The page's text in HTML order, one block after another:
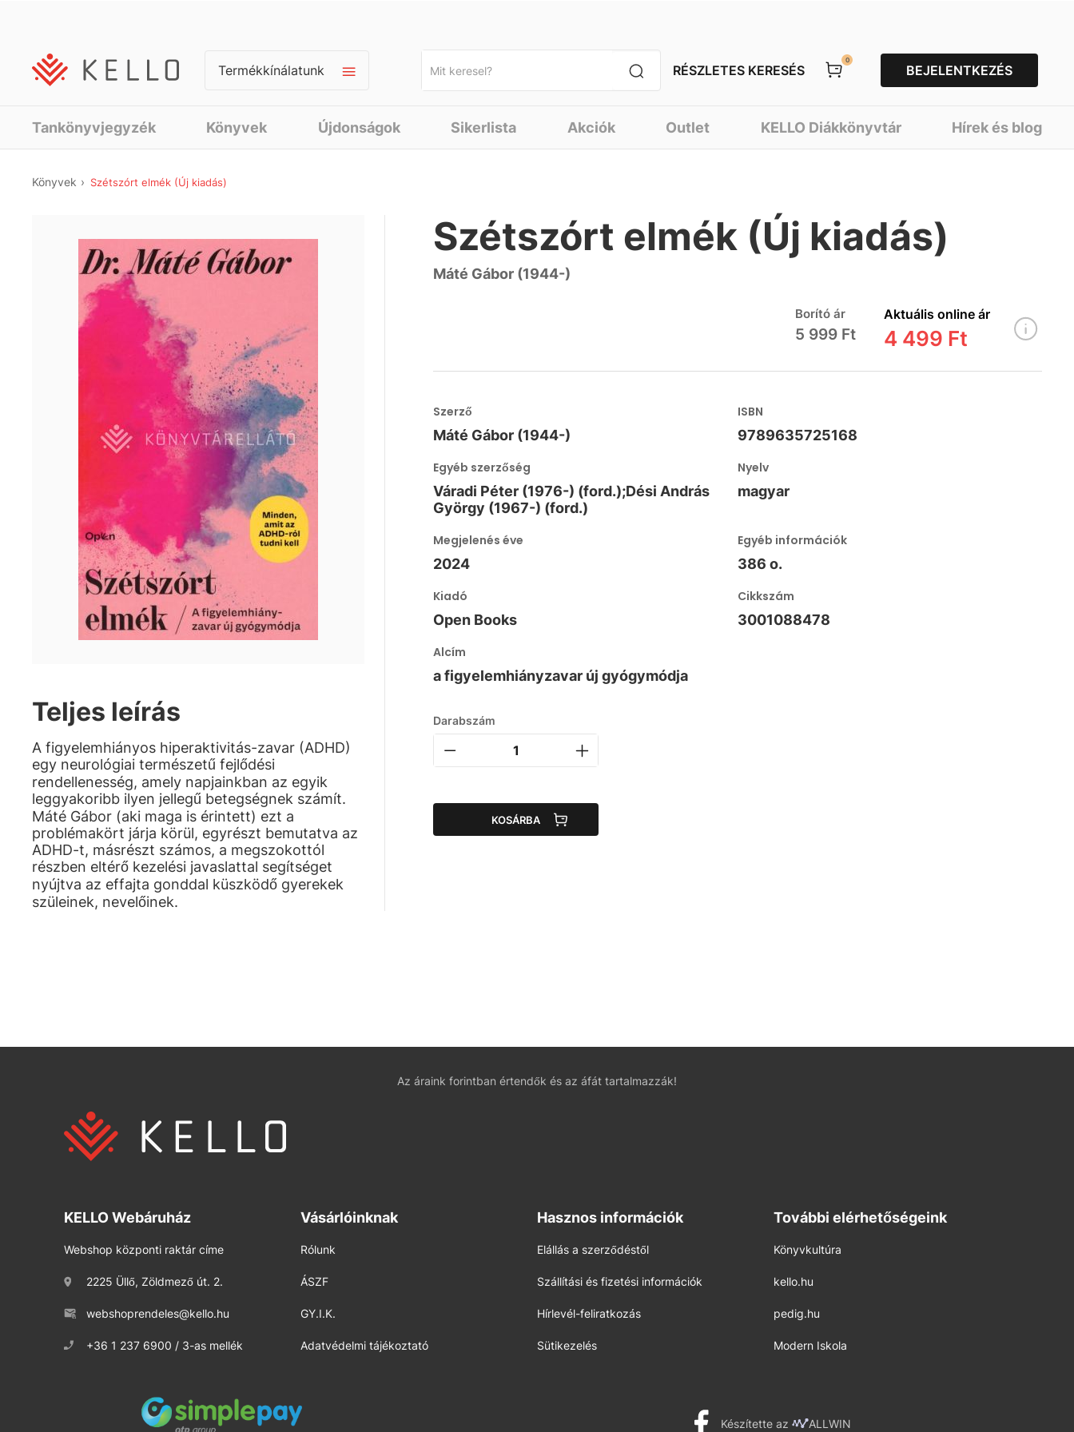
Termékkínálatunk RÉSZLETES KERESÉS
0
BEJELENTKEZÉS
Tankönyvjegyzék Könyvek Újdonságok Sikerlista Akciók Outlet KELLO Diákkönyvtár Hírek és blog
Könyvek Szétszórt elmék (Új kiadás)
Teljes leírás
A figyelemhiányos hiperaktivitás-zavar (ADHD)
egy neurológiai természetű fejlődési
rendellenesség, amely napjainkban az egyik
leggyakoribb ilyen jellegű betegségnek számít.
Máté Gábor (aki maga is érintett) ezt a
problémakört járja körül, egyrészt bemutatva az
ADHD-t, másrészt számos, a megszokottól
részben eltérő kezelési javaslattal segítséget
nyújtva az effajta gonddal küszködő gyerekek
szüleinek, nevelőinek.
Szétszórt elmék (Új kiadás)
Máté Gábor (1944-)
Borító ár
5 999 Ft
Aktuális online ár
4 499 Ft
Szerző
Máté Gábor (1944-)
ISBN
9789635725168
Egyéb szerzőség
Váradi Péter (1976-) (ford.);Dési András
György (1967-) (ford.)
Nyelv
magyar
Megjelenés éve
2024
Egyéb információk
386 o.
Kiadó
Open Books
Cikkszám
3001088478
Alcím
a figyelemhiányzavar új gyógymódja
Darabszám
KOSÁRBA
Az áraink forintban értendők és az áfát tartalmazzák!
KELLO Webáruház
Webshop központi raktár címe
2225 Üllő, Zöldmező út. 2.
webshoprendeles@kello.hu
+36 1 237 6900 / 3-as mellék
Vásárlóinknak
Rólunk
ÁSZF
GY.I.K.
Adatvédelmi tájékoztató
Hasznos információk
Elállás a szerződéstől
Szállítási és fizetési információk
Hírlevél-feliratkozás
Sütikezelés
További elérhetőségeink
Könyvkultúra
kello.hu
pedig.hu
Modern Iskola
Készítette az ALLWIN